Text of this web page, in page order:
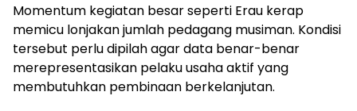
Momentum kegiatan besar seperti Erau kerap
memicu lonjakan jumlah pedagang musiman. Kondisi
tersebut perlu dipilah agar data benar-benar
merepresentasikan pelaku usaha aktif yang
membutuhkan pembinaan berkelanjutan.